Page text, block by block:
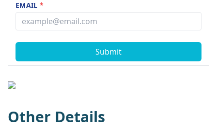
EMAIL*
Submit
Other Details